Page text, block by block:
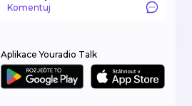
Komentuj
Aplikace Youradio Talk